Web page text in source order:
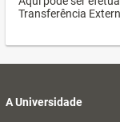
Transferência
A Universidade